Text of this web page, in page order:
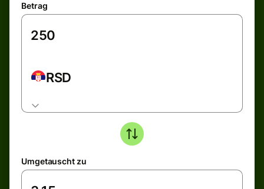
Betrag
RSD
Umgetauscht zu